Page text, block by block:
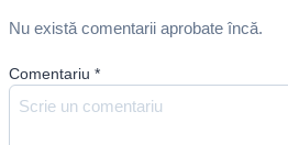
Nu există comentarii aprobate încă.
Comentariu *